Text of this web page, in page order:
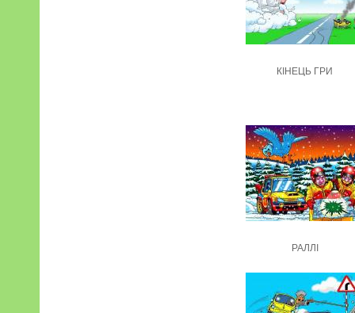
КІНЕЦЬ ГРИ
РАЛЛІ